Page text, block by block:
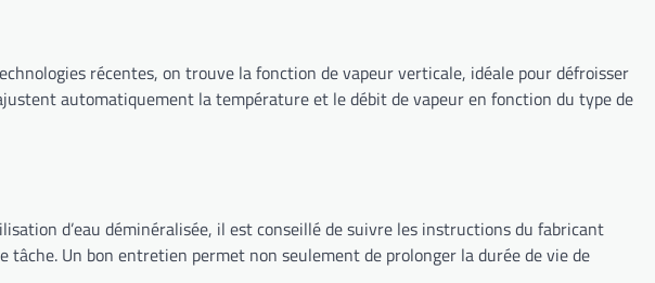
récentes, on trouve la fonction de vapeur verticale, idéale pour défroisser
automatiquement la température et le débit de vapeur en fonction du type de
d’eau déminéralisée, il est conseillé de suivre les instructions du fabricant
Un bon entretien permet non seulement de prolonger la durée de vie de